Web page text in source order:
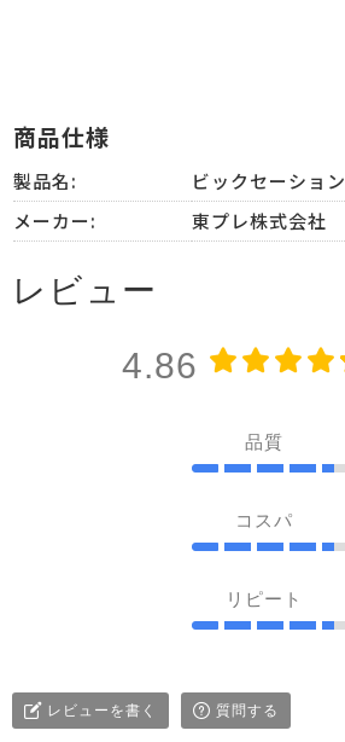
商品仕様
製品名:
ビックセーション
メーカー:
東プレ株式会社
レビュー
4.86
品質
コスパ
リピート
レビューを書く 質問する